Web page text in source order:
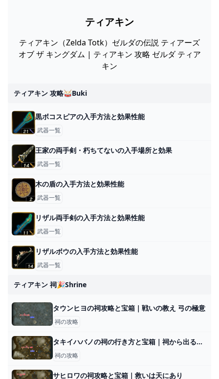
ティアキン
ティアキン（Zelda Totk）ゼルダの伝説 ティアーズ
オブ ザ キングダム | ティアキン 攻略 ゼルダ ティア
キン
ティアキン 攻略🥁buki
黒ボコスピアの入手方法と効果性能
武器一覧
王家の両手剣・朽ちてないの入手場所と効果
武器一覧
木の盾の入手方法と効果性能
武器一覧
リザル両手剣の入手方法と効果性能
武器一覧
リザルボウの入手方法と効果性能
武器一覧
ティアキン 祠🎉shrine
タウンヒヨの祠攻略と宝箱｜戦いの教え 弓の極意
祠の攻略
タキイハバノの祠の行き方と宝箱｜祠から出る方法
祠の攻略
サヒロワの祠攻略と宝箱｜救いは天にあり